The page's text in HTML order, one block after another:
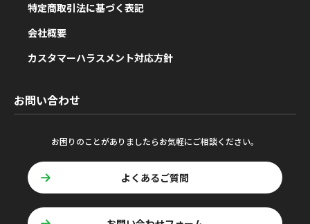
特定商取引法に基づく表記
会社概要
カスタマーハラスメント対応方針
お問い合わせ
お困りのことがありましたらお気軽にご相談ください。
よくあるご質問